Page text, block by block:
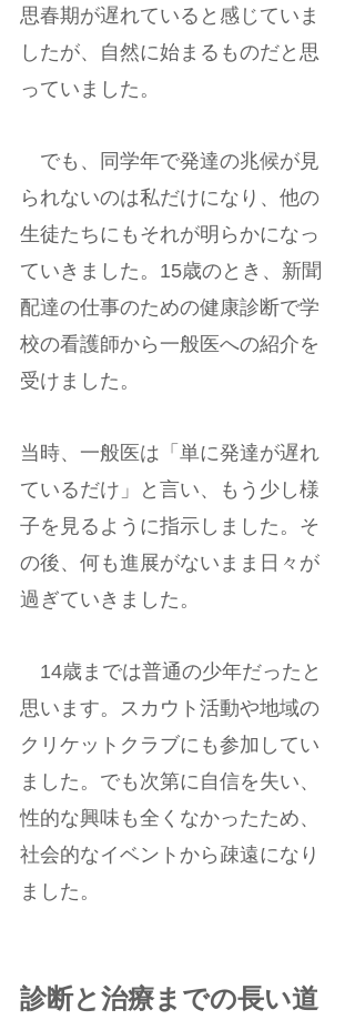
思春期が遅れていると感じていま
したが、自然に始まるものだと思
っていました。
でも、同学年で発達の兆候が見
られないのは私だけになり、他の
生徒たちにもそれが明らかになっ
ていきました。15歳のとき、新聞
配達の仕事のための健康診断で学
校の看護師から一般医への紹介を
受けました。
当時、一般医は「単に発達が遅れ
ているだけ」と言い、もう少し様
子を見るように指示しました。そ
の後、何も進展がないまま日々が
過ぎていきました。
14歳までは普通の少年だったと
思います。スカウト活動や地域の
クリケットクラブにも参加してい
ました。でも次第に自信を失い、
性的な興味も全くなかったため、
社会的なイベントから疎遠になり
ました。
診断と治療までの長い道